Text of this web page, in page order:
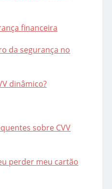
financeira
da segurança no
dinâmico?
sobre CVV
perder meu cartão